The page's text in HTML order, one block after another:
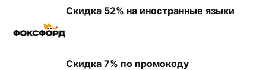
Скидка 52% на иностранные языки
Скидка 7% по промокоду